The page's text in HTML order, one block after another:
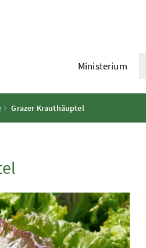
Ministerium
Grazer Krauthäuptel